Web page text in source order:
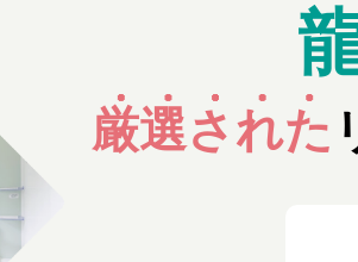
厳選された